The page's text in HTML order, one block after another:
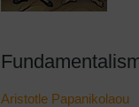
Aristotle Papanikolaou